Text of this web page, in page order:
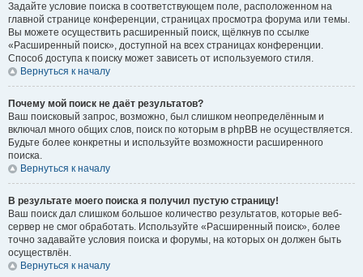
Задайте условие поиска в соответствующем поле, расположенном на
главной странице конференции, страницах просмотра форума или темы.
Вы можете осуществить расширенный поиск, щёлкнув по ссылке
«Расширенный поиск», доступной на всех страницах конференции.
Способ доступа к поиску может зависеть от используемого стиля.
Вернуться к началу
Почему мой поиск не даёт результатов?
Ваш поисковый запрос, возможно, был слишком неопределённым и
включал много общих слов, поиск по которым в phpBB не осуществляется.
Будьте более конкретны и используйте возможности расширенного
поиска.
Вернуться к началу
В результате моего поиска я получил пустую страницу!
Ваш поиск дал слишком большое количество результатов, которые веб-
сервер не смог обработать. Используйте «Расширенный поиск», более
точно задавайте условия поиска и форумы, на которых он должен быть
осуществлён.
Вернуться к началу